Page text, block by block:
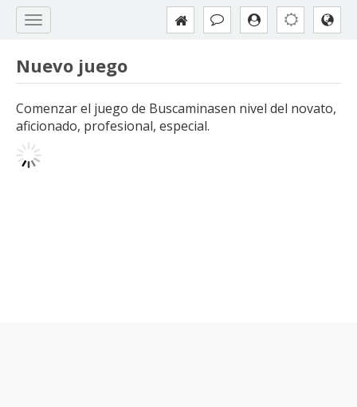
Nuevo juego
Comenzar el juego de Buscaminasen nivel del novato,
aficionado, profesional, especial.